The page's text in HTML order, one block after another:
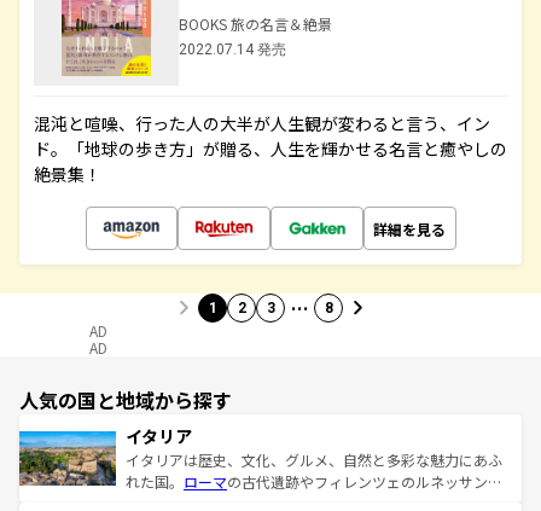
BOOKS 旅の名言＆絶景
2022.07.14 発売
混沌と喧噪、行った人の大半が人生観が変わると言う、イン
ド。「地球の歩き方」が贈る、人生を輝かせる名言と癒やしの
絶景集！
詳細を見る
1 2 3 … 8
AD
AD
人気の国と地域から探す
イタリア
イタリアは歴史、文化、グルメ、自然と多彩な魅力にあふ
れた国。 ローマの古代遺跡やフィレンツェのルネッサンス